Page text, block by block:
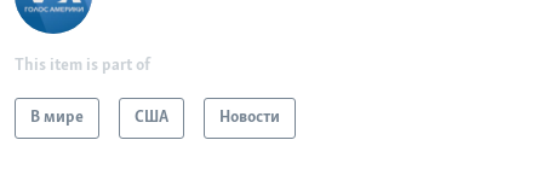
This item is part of
В мире США Новости